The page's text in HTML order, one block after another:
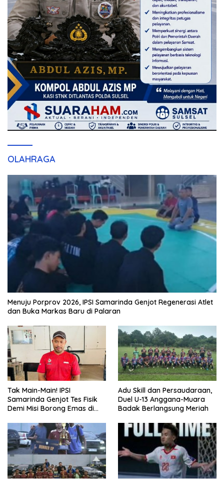
OLAHRAGA
Menuju Porprov 2026, IPSI Samarinda Genjot Regenerasi Atlet
dan Buka Markas Baru di Palaran
Tak Main-Main! IPSI
Samarinda Genjot Tes Fisik
Demi Misi Borong Emas di
Adu Skill dan Persaudaraan,
Duel U-13 Anggana-Muara
Badak Berlangsung Meriah